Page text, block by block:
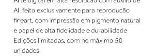
AI, feito exclusivamente para reproducão
fineart, com impressão em pigmento natural
e papel de alta fidelidade e durabilidade
Edições limitadas, com no máximo 50
unidades